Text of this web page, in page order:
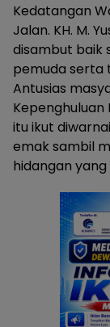
Kedatangan
Jalan. KH. M.
disambut baik
pemuda serta
Antusias
Kepenghuluan
itu ikut
emak sambil
hidangan